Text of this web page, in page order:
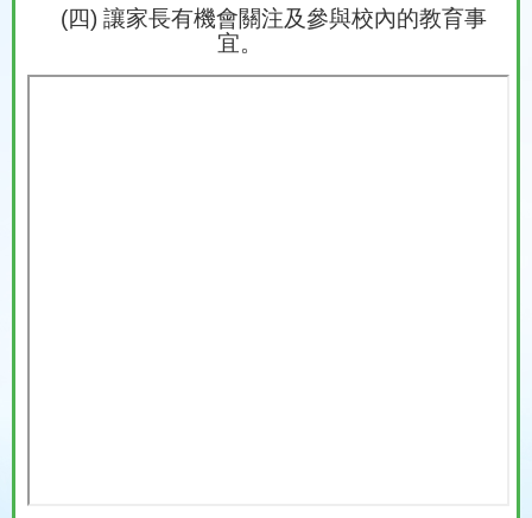
(四) 讓家長有機會關注及參與校內的教育事
宜。